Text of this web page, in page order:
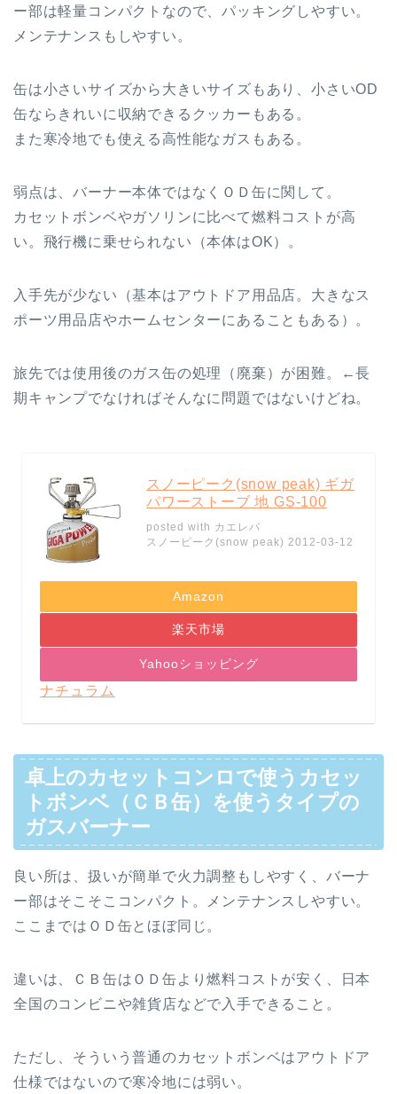
ー部は軽量コンパクトなので、パッキングしやすい。
メンテナンスもしやすい。
缶は小さいサイズから大きいサイズもあり、小さいOD
缶ならきれいに収納できるクッカーもある。
また寒冷地でも使える高性能なガスもある。
弱点は、バーナー本体ではなくＯＤ缶に関して。
カセットボンベやガソリンに比べて燃料コストが高
い。飛行機に乗せられない（本体はOK）。
入手先が少ない（基本はアウトドア用品店。大きなス
ポーツ用品店やホームセンターにあることもある）。
旅先では使用後のガス缶の処理（廃棄）が困難。←長
期キャンプでなければそんなに問題ではないけどね。
スノーピーク(snow peak) ギガ
パワーストーブ 地 GS-100
posted with カエレバ
スノーピーク(snow peak) 2012-03-12
Amazon
楽天市場
Yahooショッピング
ナチュラム
卓上のカセットコンロで使うカセッ
トボンベ（ＣＢ缶）を使うタイプの
ガスバーナー
良い所は、扱いが簡単で火力調整もしやすく、バーナ
ー部はそこそこコンパクト。メンテナンスしやすい。
ここまではＯＤ缶とほぼ同じ。
違いは、ＣＢ缶はＯＤ缶より燃料コストが安く、日本
全国のコンビニや雑貨店などで入手できること。
ただし、そういう普通のカセットボンベはアウトドア
仕様ではないので寒冷地には弱い。